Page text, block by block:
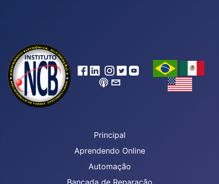
Principal
Aprendendo Online
Automação
Bancada de Reparação